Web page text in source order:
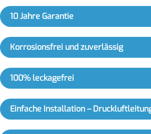
10 Jahre Garantie
Korrosionsfrei und zuverlässig
100% leckagefrei
Einfache Installation –